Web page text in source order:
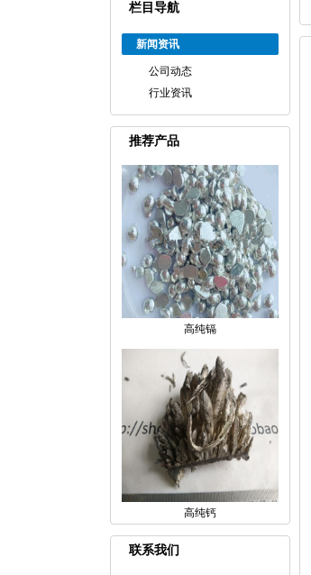
栏目导航
新闻资讯
公司动态
行业资讯
推荐产品
高纯镉
高纯钙
联系我们